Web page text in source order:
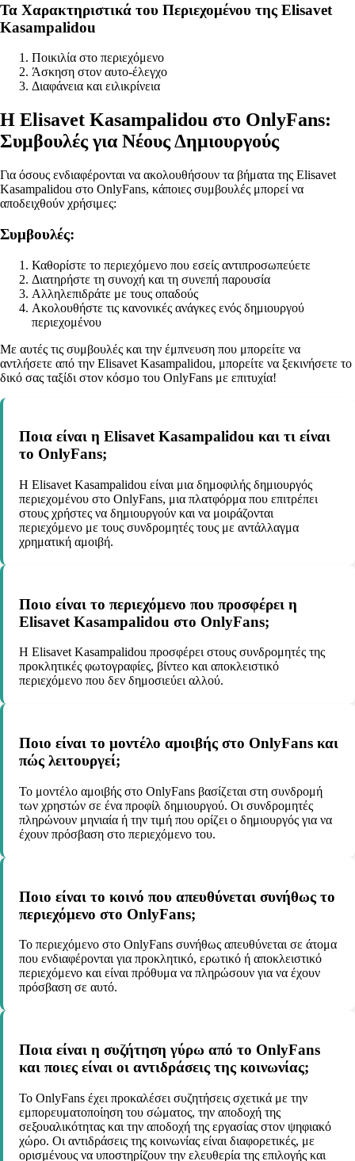
Τα Χαρακτηριστικά του Περιεχομένου της Elisavet
Kasampalidou
Ποικιλία στο περιεχόμενο
Άσκηση στον αυτο-έλεγχο
Διαφάνεια και ειλικρίνεια
Η Elisavet Kasampalidou στο OnlyFans:
Συμβουλές για Νέους Δημιουργούς
Για όσους ενδιαφέρονται να ακολουθήσουν τα βήματα της Elisavet
Kasampalidou στο OnlyFans, κάποιες συμβουλές μπορεί να
αποδειχθούν χρήσιμες:
Συμβουλές:
Καθορίστε το περιεχόμενο που εσείς αντιπροσωπεύετε
Διατηρήστε τη συνοχή και τη συνεπή παρουσία
Αλληλεπιδράτε με τους οπαδούς
Ακολουθήστε τις κανονικές ανάγκες ενός δημιουργού
περιεχομένου
Με αυτές τις συμβουλές και την έμπνευση που μπορείτε να
αντλήσετε από την Elisavet Kasampalidou, μπορείτε να ξεκινήσετε το
δικό σας ταξίδι στον κόσμο του OnlyFans με επιτυχία!
Ποια είναι η Elisavet Kasampalidou και τι είναι
το OnlyFans;
Η Elisavet Kasampalidou είναι μια δημοφιλής δημιουργός
περιεχομένου στο OnlyFans, μια πλατφόρμα που επιτρέπει
στους χρήστες να δημιουργούν και να μοιράζονται
περιεχόμενο με τους συνδρομητές τους με αντάλλαγμα
χρηματική αμοιβή.
Ποιο είναι το περιεχόμενο που προσφέρει η
Elisavet Kasampalidou στο OnlyFans;
Η Elisavet Kasampalidou προσφέρει στους συνδρομητές της
προκλητικές φωτογραφίες, βίντεο και αποκλειστικό
περιεχόμενο που δεν δημοσιεύει αλλού.
Ποιο είναι το μοντέλο αμοιβής στο OnlyFans και
πώς λειτουργεί;
Το μοντέλο αμοιβής στο OnlyFans βασίζεται στη συνδρομή
των χρηστών σε ένα προφίλ δημιουργού. Οι συνδρομητές
πληρώνουν μηνιαία ή την τιμή που ορίζει ο δημιουργός για να
έχουν πρόσβαση στο περιεχόμενο του.
Ποιο είναι το κοινό που απευθύνεται συνήθως το
περιεχόμενο στο OnlyFans;
Το περιεχόμενο στο OnlyFans συνήθως απευθύνεται σε άτομα
που ενδιαφέρονται για προκλητικό, ερωτικό ή αποκλειστικό
περιεχόμενο και είναι πρόθυμα να πληρώσουν για να έχουν
πρόσβαση σε αυτό.
Ποια είναι η συζήτηση γύρω από το OnlyFans
και ποιες είναι οι αντιδράσεις της κοινωνίας;
Το OnlyFans έχει προκαλέσει συζητήσεις σχετικά με την
εμπορευματοποίηση του σώματος, την αποδοχή της
σεξουαλικότητας και την αποδοχή της εργασίας στον ψηφιακό
χώρο. Οι αντιδράσεις της κοινωνίας είναι διαφορετικές, με
ορισμένους να υποστηρίζουν την ελευθερία της επιλογής και